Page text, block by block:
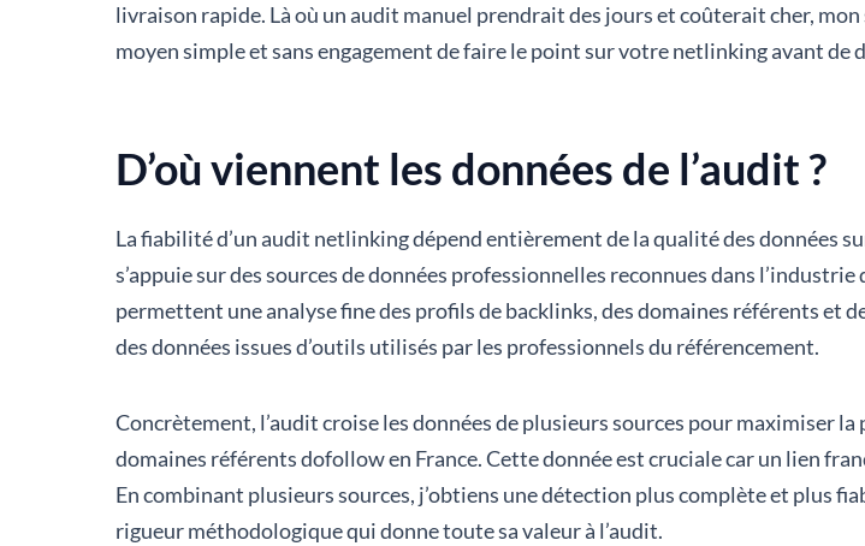
livraison rapide. Là où un audit manuel prendrait des jours et coûterait cher,
moyen simple et sans engagement de faire le point sur votre netlinking avant de
D’où viennent les données de l’audit ?
La fiabilité d’un audit netlinking dépend entièrement de la qualité des données
s’appuie sur des sources de données professionnelles reconnues dans
permettent une analyse fine des profils de backlinks, des domaines référents et
des données issues d’outils utilisés par les professionnels du référencement.
Concrètement, l’audit croise les données de plusieurs sources pour maximiser
domaines référents dofollow en France. Cette donnée est cruciale car un lien
En combinant plusieurs sources, j’obtiens une détection plus complète et plus
rigueur méthodologique qui donne toute sa valeur à l’audit.